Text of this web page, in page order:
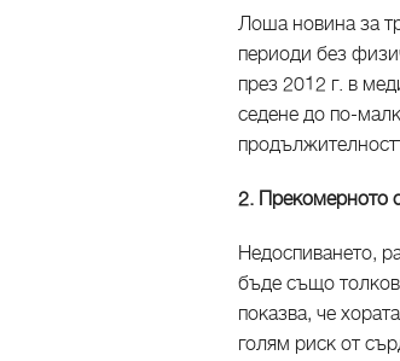
Лоша новина за
периоди без
през 2012 г. в
седене до по-
2. Прекомерното
Недоспиването,
бъде също
показва, че
голям риск от